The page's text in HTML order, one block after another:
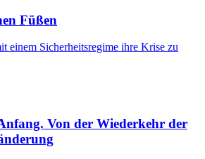
Füßen
einem Sicherheitsregime ihre Krise zu
Von der Wiederkehr der